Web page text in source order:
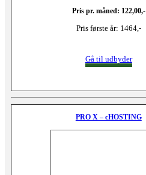
Pris pr. måned: 122,00,-
Pris første år: 1464,-
Gå til udbyder
PRO X – cHOSTING